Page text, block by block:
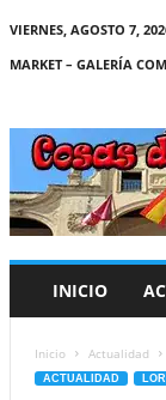
VIERNES, AGOSTO 7,
MARKET – GALERÍA
C
A
S
INICIO
Inicio Actualidad
ACTUALIDAD